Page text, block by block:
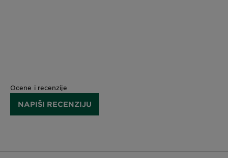
Ocene i recenzije
NAPIŠI RECENZIJU